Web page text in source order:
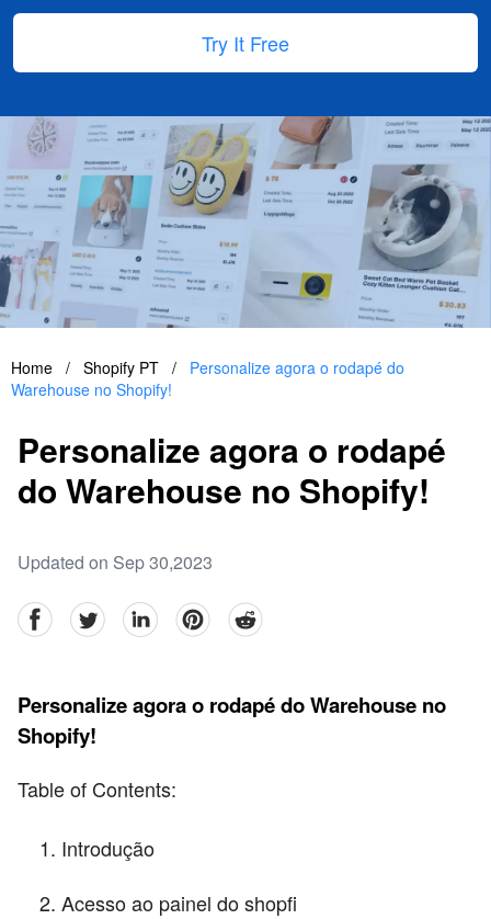
Try It Free
Home / Shopify PT /
Personalize agora o rodapé do
Warehouse no Shopify!
Personalize agora o rodapé
do Warehouse no Shopify!
Updated on Sep 30,2023
facebookTwitter linkedinpinterestreddit
Personalize agora o rodapé do Warehouse no
Shopify!
Table of Contents:
Introdução
Acesso ao painel do shopfi